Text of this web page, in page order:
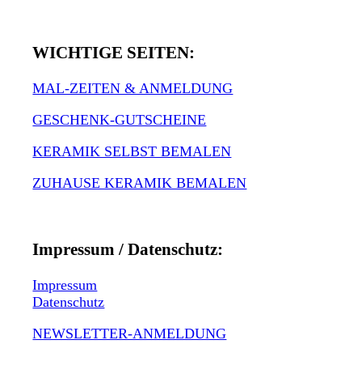
WICHTIGE SEITEN:
MAL-ZEITEN & ANMELDUNG
GESCHENK-GUTSCHEINE
KERAMIK SELBST BEMALEN
ZUHAUSE KERAMIK BEMALEN
Impressum / Datenschutz:
Impressum
Datenschutz
NEWSLETTER-ANMELDUNG